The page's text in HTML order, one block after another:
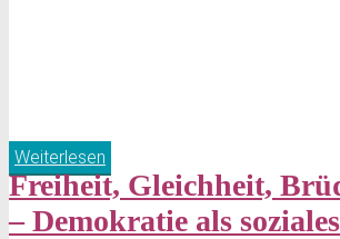
Weiterlesen
Freiheit, Gleichheit,
– Demokratie als